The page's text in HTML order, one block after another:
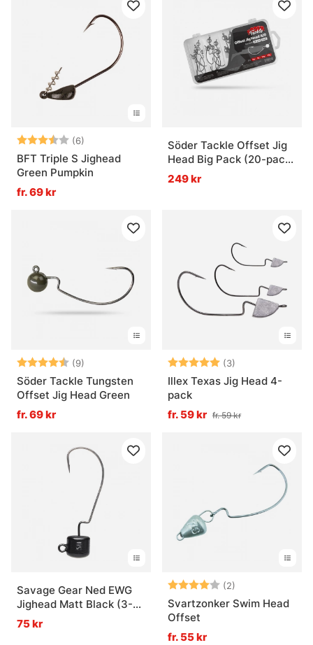
Betyg: (6)
3.8 utav 5 stjärnor
BFT Triple S Jighead
Green Pumpkin
fr. 69 kr
Söder Tackle Offset Jig
Head Big Pack (20-pack)
- 4/0 (5g, 7g, 10g, 14g)
249 kr
Betyg: (9)
4.6 utav 5 stjärnor
Söder Tackle Tungsten
Offset Jig Head Green
fr. 69 kr
Betyg: (3)
Illex Texas Jig Head 4-
pack
fr. 59 kr fr. 59 kr
Savage Gear Ned EWG
Jighead Matt Black (3-
pack)
75 kr
Betyg: (2)
Svartzonker Swim Head
Offset
fr. 55 kr